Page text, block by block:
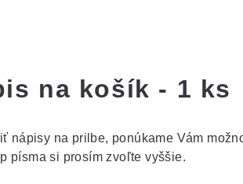
na košík - 1 ks
nápisy na prilbe, ponúkame Vám
písma si prosím zvoľte vyššie.